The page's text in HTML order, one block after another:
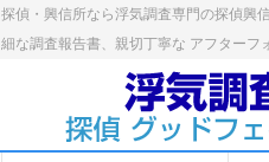
探偵・興信所なら浮気調査専門の探偵興
細な調査報告書、親切丁寧な アフター